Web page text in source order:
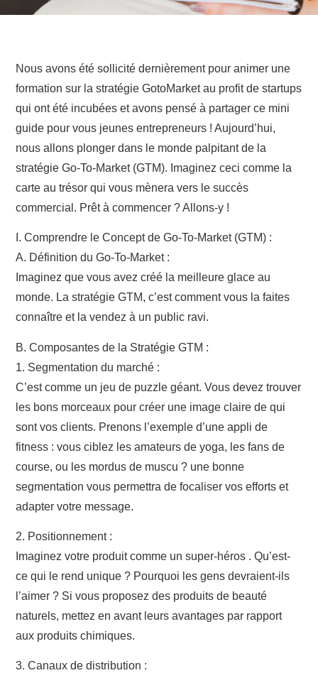
Nous avons été sollicité dernièrement pour animer une
formation sur la stratégie GotoMarket au profit de startups
qui ont été incubées et avons pensé à partager ce mini
guide pour vous jeunes entrepreneurs ! Aujourd’hui,
nous allons plonger dans le monde palpitant de la
stratégie Go-To-Market (GTM). Imaginez ceci comme la
carte au trésor qui vous mènera vers le succès
commercial. Prêt à commencer ? Allons-y !
I. Comprendre le Concept de Go-To-Market (GTM) :
A. Définition du Go-To-Market :
Imaginez que vous avez créé la meilleure glace au
monde. La stratégie GTM, c’est comment vous la faites
connaître et la vendez à un public ravi.
B. Composantes de la Stratégie GTM :
1. Segmentation du marché :
C’est comme un jeu de puzzle géant. Vous devez trouver
les bons morceaux pour créer une image claire de qui
sont vos clients. Prenons l’exemple d’une appli de
fitness : vous ciblez les amateurs de yoga, les fans de
course, ou les mordus de muscu ? une bonne
segmentation vous permettra de focaliser vos efforts et
adapter votre message.
2. Positionnement :
Imaginez votre produit comme un super-héros . Qu’est-
ce qui le rend unique ? Pourquoi les gens devraient-ils
l’aimer ? Si vous proposez des produits de beauté
naturels, mettez en avant leurs avantages par rapport
aux produits chimiques.
3. Canaux de distribution :